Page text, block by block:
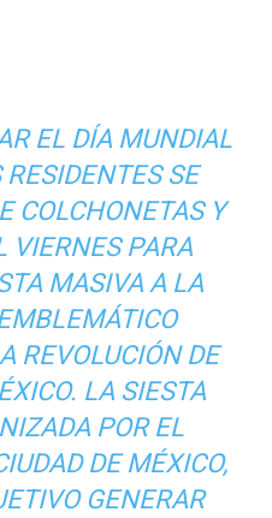
EL DÍA MUNDIAL
RESIDENTES SE
COLCHONETAS Y
VIERNES PARA
MASIVA A LA
REVOLUCIÓN DE
LA SIESTA
POR EL
DE MÉXICO,
GENERAR